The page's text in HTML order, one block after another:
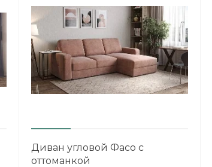
Диван угловой Фасо с
оттоманкой